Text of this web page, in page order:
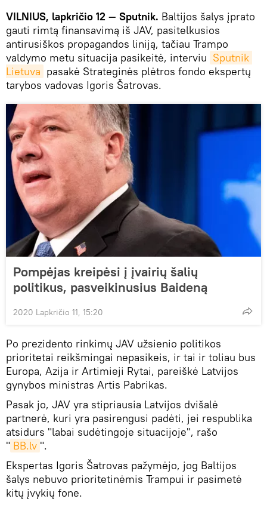
VILNIUS, lapkričio 12 — Sputnik. Baltijos šalys įprato
gauti rimtą finansavimą iš JAV, pasitelkusios
antirusiškos propagandos liniją, tačiau Trampo
valdymo metu situacija pasikeitė, interviu Sputnik
Lietuva pasakė Strateginės plėtros fondo ekspertų
tarybos vadovas Igoris Šatrovas.
Pompėjas kreipėsi į įvairių šalių
politikus, pasveikinusius Baideną
2020 Lapkričio 11, 15:20
Po prezidento rinkimų JAV užsienio politikos
prioritetai reikšmingai nepasikeis, ir tai ir toliau bus
Europa, Azija ir Artimieji Rytai, pareiškė Latvijos
gynybos ministras Artis Pabrikas.
Pasak jo, JAV yra stipriausia Latvijos dvišalė
partnerė, kuri yra pasirengusi padėti, jei respublika
atsidurs "labai sudėtingoje situacijoje", rašo
" BB.lv ".
Ekspertas Igoris Šatrovas pažymėjo, jog Baltijos
šalys nebuvo prioritetinėmis Trampui ir pasimetė
kitų įvykių fone.